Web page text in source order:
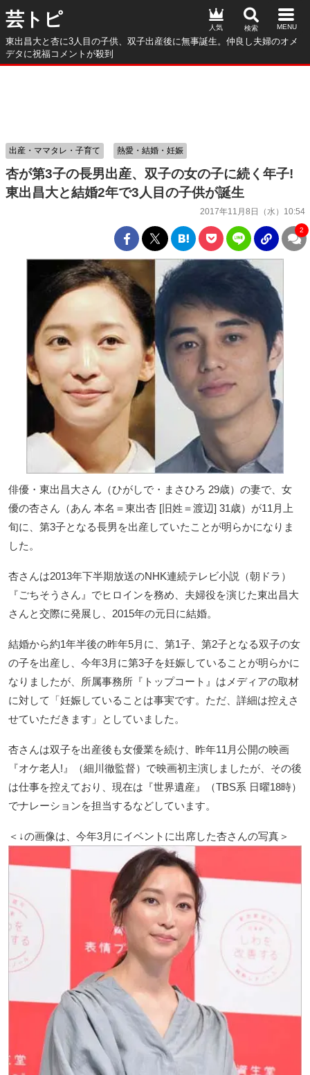
芸トピ
東出昌大と杏に3人目の子供、双子出産後に無事誕生。仲良し夫婦のオメ
デタに祝福コメントが殺到
人気
杏が第3子の長男出産、双子の女の子に続く年子!
東出昌大と結婚2年で3人目の子供が誕生
2017年11月8日（水）10:54
出産・ママタレ・子育て 熱愛・結婚・妊娠
2
俳優・東出昌大さん（ひがしで・まさひろ 29歳）の妻で、女
優の杏さん（あん 本名＝東出杏 [旧姓＝渡辺] 31歳）が11月上
旬に、第3子となる長男を出産していたことが明らかになりま
した。
杏さんは2013年下半期放送のNHK連続テレビ小説（朝ドラ）
『ごちそうさん』でヒロインを務め、夫婦役を演じた東出昌大
さんと交際に発展し、2015年の元日に結婚。
結婚から約1年半後の昨年5月に、第1子、第2子となる双子の女
の子を出産し、今年3月に第3子を妊娠していることが明らかに
なりましたが、所属事務所『トップコート』はメディアの取材
に対して「妊娠していることは事実です。ただ、詳細は控えさ
せていただきます」としていました。
杏さんは双子を出産後も女優業を続け、昨年11月公開の映画
『オケ老人!』（細川徹監督）で映画初主演しましたが、その後
は仕事を控えており、現在は『世界遺産』（TBS系 日曜18時）
でナレーションを担当するなどしています。
＜↓の画像は、今年3月にイベントに出席した杏さんの写真＞